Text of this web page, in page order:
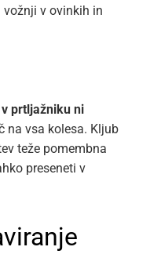
vožnji v ovinkih in
prtljažniku ni
na vsa kolesa. Kljub
teže pomembna
preseneti v